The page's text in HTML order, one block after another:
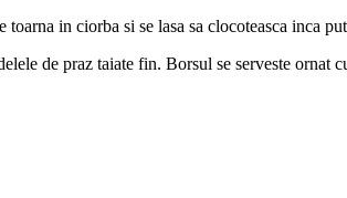
in ciorba si se lasa sa clocoteasca inca
de praz taiate fin. Borsul se serveste ornat